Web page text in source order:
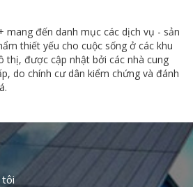
mang đến danh mục các dịch vụ - sản
thiết yếu cho cuộc sống ở các khu
thị, được cập nhật bởi các nhà cung
do chính cư dân kiểm chứng và đánh